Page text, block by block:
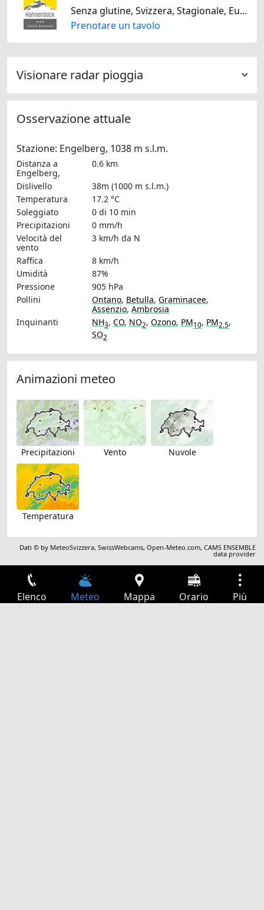
Senza glutine, Svizzera, Stagionale, Europeo
Prenotare un tavolo
Visionare radar pioggia
Osservazione attuale
Stazione: Engelberg, 1038 m s.l.m.
Distanza a
Engelberg,
0.6 km
Dislivello
38m (1000 m s.l.m.)
Temperatura
17.2 °C
Soleggiato
0 di 10 min
Precipitazioni
0 mm/h
Velocità del
vento
3 km/h da N
Raffica
8 km/h
Umidità
87%
Pressione
905 hPa
Pollini
Ontano, Betulla, Graminacee,
Assenzio, Ambrosia
Inquinanti
NH3, CO, NO2, Ozono, PM10, PM2.5,
SO2
Animazioni meteo
Precipitazioni Vento Nuvole
Temperatura
Dati © by MeteoSvizzera,SwissWebcams,Open-Meteo.com,CAMS ENSEMBLE
data provider
Elenco Meteo Mappa Orario Più